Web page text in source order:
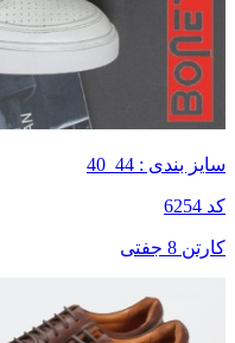
سایز بندی : 44_40
کد 6254
کارتن 8 جفتی